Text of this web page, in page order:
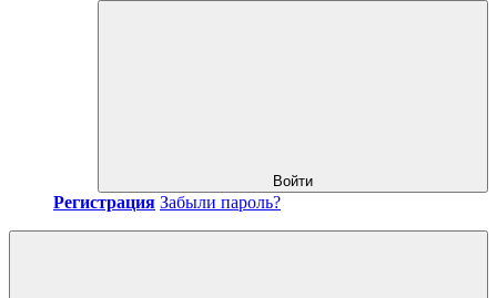
Войти
Регистрация Забыли пароль?